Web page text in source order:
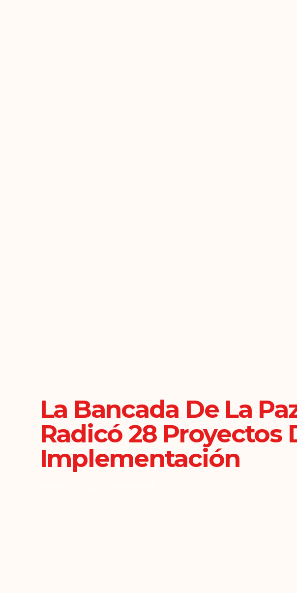
La Bancada De La
Radicó 28 Proyectos
Implementación